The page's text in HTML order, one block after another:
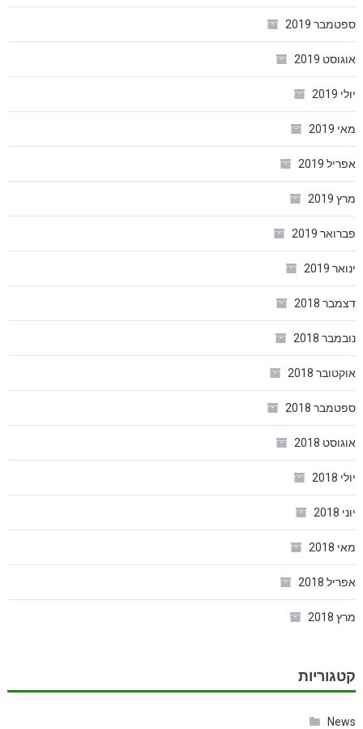
ספטמבר 2019
אוגוסט 2019
יולי 2019
מאי 2019
אפריל 2019
מרץ 2019
פברואר 2019
ינואר 2019
דצמבר 2018
נובמבר 2018
אוקטובר 2018
ספטמבר 2018
אוגוסט 2018
יולי 2018
יוני 2018
מאי 2018
אפריל 2018
מרץ 2018
קטגוריות
News